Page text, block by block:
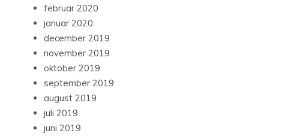
februar 2020
januar 2020
december 2019
november 2019
oktober 2019
september 2019
august 2019
juli 2019
juni 2019